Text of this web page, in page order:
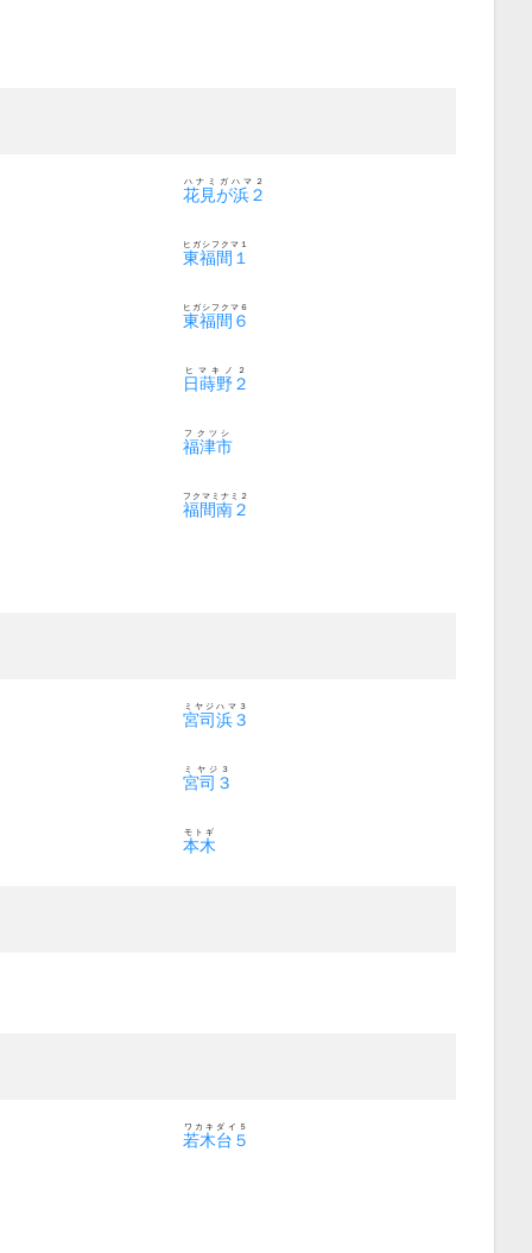
花見が浜２
ハナミガハマ２
東福間１
ヒガシフクマ１
東福間６
ヒガシフクマ６
日蒔野２
ヒマキノ２
福津市
フクツシ
福間南２
フクマミナミ２
宮司浜３
ミヤジハマ３
宮司３
ミヤジ３
本木
モトギ
若木台５
ワカキダイ５